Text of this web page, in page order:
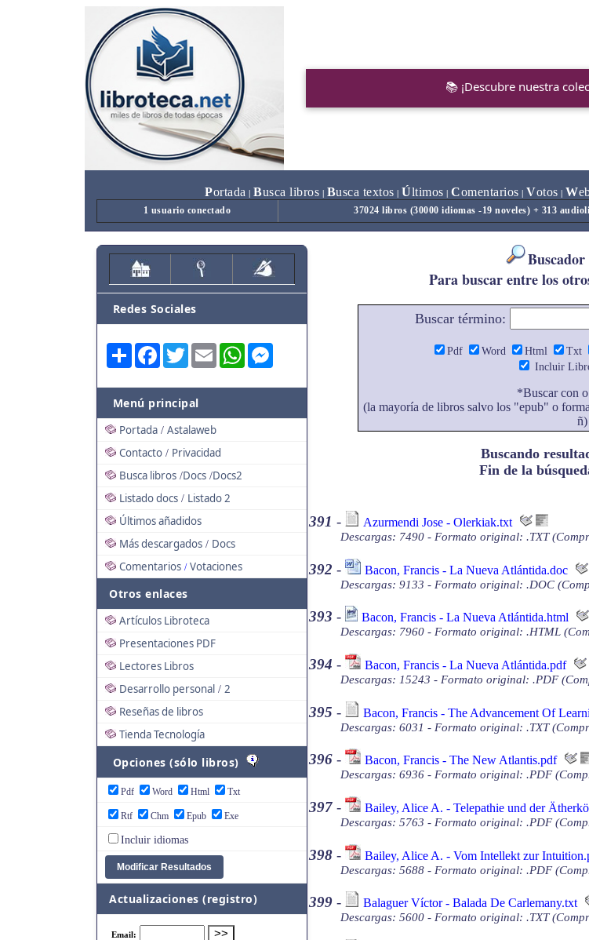
📚 ¡Descubre nuestra
Portada Busca libros Busca textos Últimos |Comentarios Votos W
1 usuario conectado 37024 libros (30000 idiomas -19 noveles) + 313
Redes Sociales
Share FacebookTwitterEmail WhatsApp
Menú principal
Portada / Astalaweb
Contacto / Privacidad
Busca libros /Docs /Docs2
Listado docs / Listado 2
Últimos añadidos
Más descargados / Docs
Comentarios / Votaciones
Otros enlaces
Artículos Libroteca
Presentaciones PDF
Lectores Libros
Desarrollo personal / 2
Reseñas de libros
Tienda Tecnología
Opciones (sólo libros)
Pdf Word Html Txt
Rtf Chm Epub Exe
Incluir idiomas
Actualizaciones (registro)
Para buscar entre los
Buscar término:
Pdf Word Html Txt
Incluir
*Buscar con
(la mayoría de libros salvo los "epub" o
ñ)
Buscando
Fin de la
391 - Azurmendi Jose - Olerkiak.txt
Descargas: 7490 - Formato original: .TXT
392 - Bacon, Francis - La Nueva Atlántida.doc
Descargas: 9133 - Formato original: .DOC
393 - Bacon, Francis - La Nueva Atlántida.html
Descargas: 7960 - Formato original: .HTML
394 - Bacon, Francis - La Nueva Atlántida.pdf
Descargas: 15243 - Formato original: .PDF
395 - Bacon, Francis - The Advancement Of
Descargas: 6031 - Formato original: .TXT
396 - Bacon, Francis - The New Atlantis.pdf
Descargas: 6936 - Formato original: .PDF
397 - Bailey, Alice A. - Telepathie und der
Descargas: 5763 - Formato original: .PDF
398 - Bailey, Alice A. - Vom Intellekt zur
Descargas: 5688 - Formato original: .PDF
399 - Balaguer Víctor - Balada De Carlemany.txt
Descargas: 5600 - Formato original: .TXT